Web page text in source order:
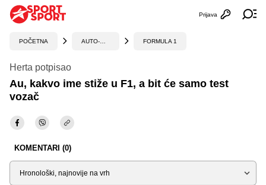
Otvori
Prijava
POČETNA FORMULA 1
Herta potpisao
Au, kakvo ime stiže u F1, a bit će samo test
vozač
KOMENTARI (0)
Sortiraj